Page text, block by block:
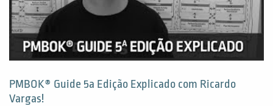
PMBOK® Guide 5a Edição Explicado com Ricardo
Vargas!